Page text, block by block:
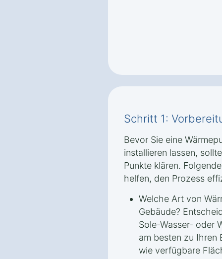
Schritt 1:
Bevor Sie eine
installieren lassen,
Punkte klären.
helfen, den Prozess
Welche Art von
Gebäude?
Sole-Wasser- oder
am besten zu Ihren
wie verfügbare